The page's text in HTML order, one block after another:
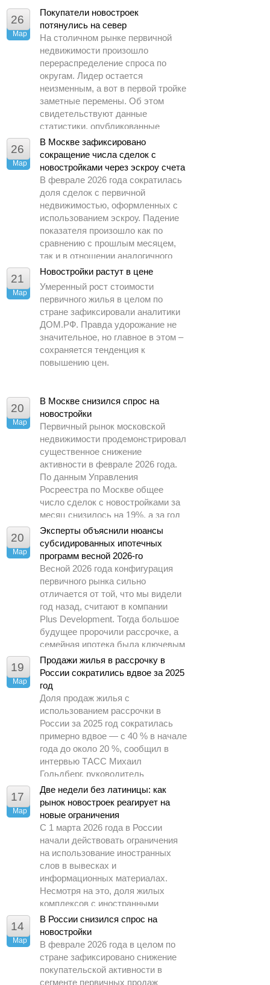
26
Мар
Покупатели новостроек
потянулись на север
На столичном рынке первичной
недвижимости произошло
перераспределение спроса по
округам. Лидер остается
неизменным, а вот в первой тройке
заметные перемены. Об этом
свидетельствуют данные
статистики, опубликованные
Управлением Росреестра по
Москве.
26
Мар
В Москве зафиксировано
сокращение числа сделок с
новостройками через эскроу счета
В феврале 2026 года сократилась
доля сделок с первичной
недвижимостью, оформленных с
использованием эскроу. Падение
показателя произошло как по
сравнению с прошлым месяцем,
так и в отношении аналогичного
периода 2025 года.
21
Мар
Новостройки растут в цене
Умеренный рост стоимости
первичного жилья в целом по
стране зафиксировали аналитики
ДОМ.РФ. Правда удорожание не
значительное, но главное в этом –
сохраняется тенденция к
повышению цен.
20
Мар
В Москве снизился спрос на
новостройки
Первичный рынок московской
недвижимости продемонстрировал
существенное снижение
активности в феврале 2026 года.
По данным Управления
Росреестра по Москве общее
число сделок с новостройками за
месяц снизилось на 19%, а за год
– почти в 1,5 раза.
20
Мар
Эксперты объяснили нюансы
субсидированных ипотечных
программ весной 2026-го
Весной 2026 года конфигурация
первичного рынка сильно
отличается от той, что мы видели
год назад, считают в компании
Plus Development. Тогда большое
будущее пророчили рассрочке, а
семейная ипотека была ключевым
драйвером спроса.
19
Мар
Продажи жилья в рассрочку в
России сократились вдвое за 2025
год
Доля продаж жилья с
использованием рассрочки в
России за 2025 год сократилась
примерно вдвое — с 40 % в начале
года до около 20 %, сообщил в
интервью ТАСС Михаил
Гольдберг, руководитель
аналитического центра ДОМ.РФ.
17
Мар
Две недели без латиницы: как
рынок новостроек реагирует на
новые ограничения
С 1 марта 2026 года в России
начали действовать ограничения
на использование иностранных
слов в вывесках и
информационных материалах.
Несмотря на это, доля жилых
комплексов с иностранными
названиями на рынке практически
не изменилась за год и на начало
марта составила всего 6 %,
сообщили в пресс службе ЕРЗ.РФ
агентству РИА Недвижимость.
14
Мар
В России снизился спрос на
новостройки
В феврале 2026 года в целом по
стране зафиксировано снижение
покупательской активности в
сегменте первичных продаж